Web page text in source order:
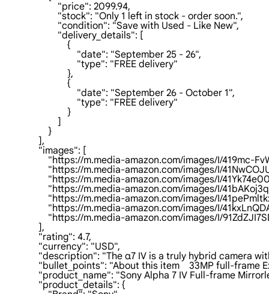
                        "price": 2099.94,
                        "stock": "Only 1 left in stock - order soon.",
                        "condition": "Save with Used - Like New",
                        "delivery_details": [
                            {
                                "date": "September 25 - 26",
                                "type": "FREE delivery"
                            },
                            {
                                "date": "September 26 - October 1",
                                "type": "FREE delivery"
                            }
                        ]
                    }
                ],
                "images": [
"https://m.media-amazon.com/images/I/
"https://m.media-amazon.com/images/I/
"https://m.media-amazon.com/images/I/
"https://m.media-amazon.com/images/I/
"https://m.media-amazon.com/images/I/
"https://m.media-amazon.com/images/I/
"https://m.media-amazon.com/images/I/
                ],
                "rating": 4.7,
                "currency": "USD",
"description": "The α7 IV is a truly hybrid
"bullet_points": "About this item    33MP
"product_name": "Sony Alpha 7 IV Full-frame
                "product_details": {